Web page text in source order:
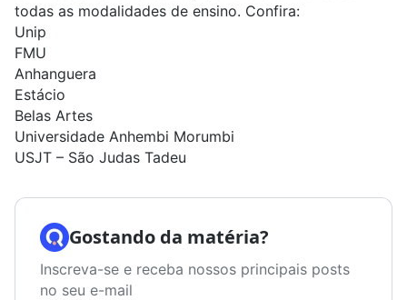
todas as modalidades de ensino. Confira:
Unip
FMU
Anhanguera
Estácio
Belas Artes
Universidade Anhembi Morumbi
USJT – São Judas Tadeu
Gostando da matéria?
Inscreva-se e receba nossos principais posts
no seu e-mail